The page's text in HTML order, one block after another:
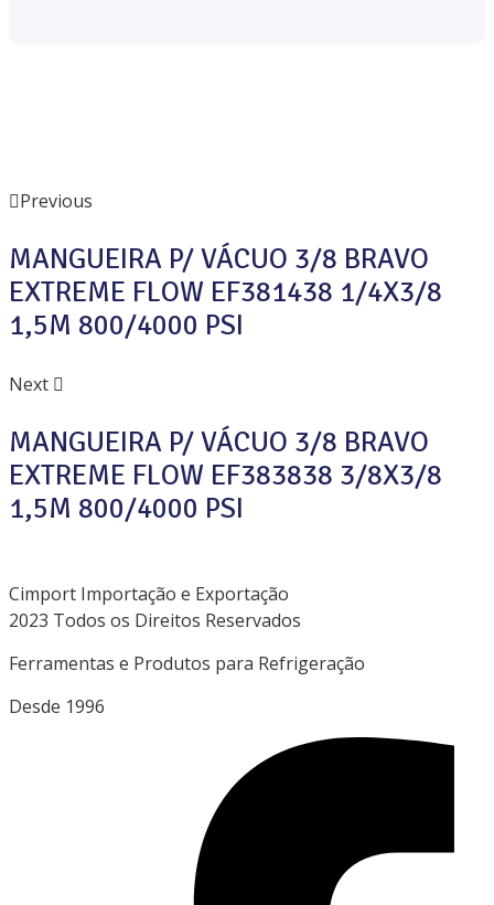
Previous
MANGUEIRA P/ VÁCUO 3/8 BRAVO
EXTREME FLOW EF381438 1/4X3/8
1,5M 800/4000 PSI
Next
MANGUEIRA P/ VÁCUO 3/8 BRAVO
EXTREME FLOW EF383838 3/8X3/8
1,5M 800/4000 PSI
Cimport Importação e Exportação
2023 Todos os Direitos Reservados
Ferramentas e Produtos para Refrigeração
Desde 1996